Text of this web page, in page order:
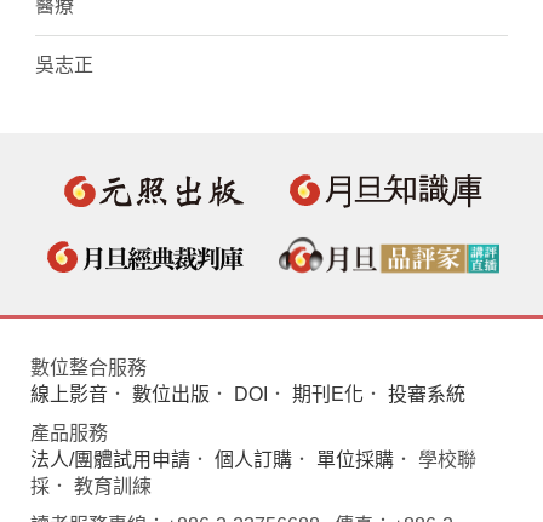
醫療
吳志正
數位整合服務
線上影音 ． 數位出版 ． DOI ． 期刊E化 ． 投審系統
產品服務
法人/團體試用申請 ． 個人訂購 ． 單位採購 ． 學校聯
採． 教育訓練